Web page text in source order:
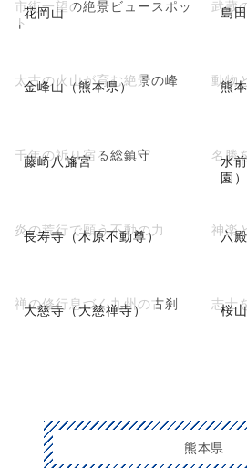
花岡山
市街一望の絶景ビュースポッ
ト
島
武蔵
金峰山（熊本県）
太古の火山が育む絶景の峰 熊
動物
藤崎八旛宮
千年の祈り宿る総鎮守
水
園）
名勝
長寿寺（木原不動尊）
炎の荒行で願う不動の力 六
神楽
大慈寺（大慈禅寺）
禅の修行息づく九州の古刹 桜
志士
熊本県